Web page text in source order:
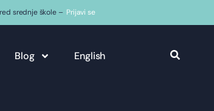
srednje škole – Prijavi se
Blog English